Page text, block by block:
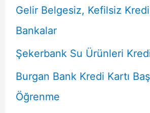
Gelir Belgesiz, Kefilsiz
Bankalar
Şekerbank Su Ürünleri
Burgan Bank Kredi Kartı
Öğrenme